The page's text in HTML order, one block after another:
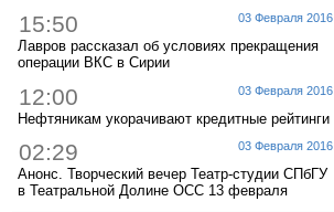
03 Февраля 2016
15:50
Лавров рассказал об условиях прекращения
операции ВКС в Сирии
03 Февраля 2016
12:00
Нефтяникам укорачивают кредитные рейтинги
03 Февраля 2016
02:29
Анонс. Творческий вечер Театр-студии СПбГУ
в Театральной Долине ОСС 13 февраля